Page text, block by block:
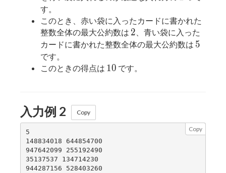
す。
このとき、赤い袋に入ったカードに書かれた
整数全体の最大公約数は 2
2 、青い袋に入った
カードに書かれた整数全体の最大公約数は 5
5
です。
このときの得点は 10
10 です。
入力例 2 Copy
Copy
5
148834018 644854700
947642099 255192490
35137537 134714230
944287156 528403260